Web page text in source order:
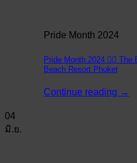
Pride Month 2024
Pride Month 2024 🏳️‍🌈
Beach Resort Phuket
Continue reading →
04
มิ.ย.